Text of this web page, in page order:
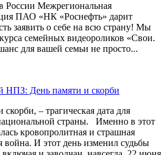
России Межрегиональная
ПАО «НК «Роснефть» дарит
заявить о себе на всю страну! Мы
семейных видеороликов «Свои.
для вашей семьи не просто...
НПЗ: День памяти и скорби
– трагическая дата для
страны. Именно в этот
кровопролитная и страшная
война. И этот день изменил судьбы